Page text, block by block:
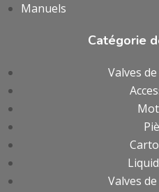
Manuels
Catégorie
Valves
Valves